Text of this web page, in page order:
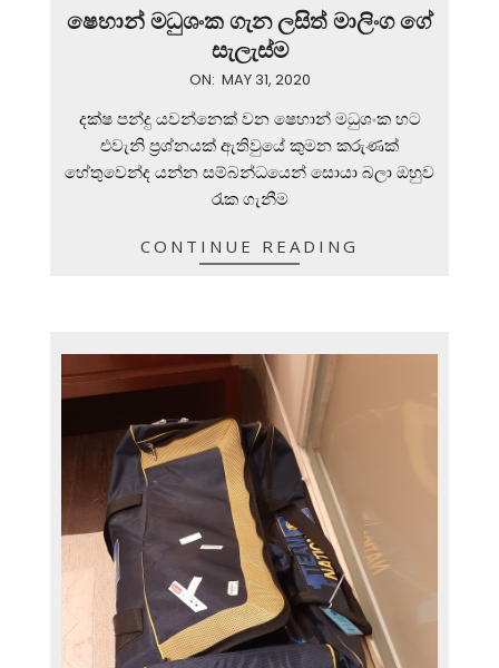
ෂෙහාන් මධුශංක ගැන ලසිත් මාලිංග ගේ
සැලැස්ම
ON: MAY 31, 2020
දක්ෂ පන්දු යවන්නෙක් වන ෂෙහාන් මධුශංක හට
එවැනි ප්‍රශ්නයක් ඇතිවුයේ කුමන කරුණක්
හේතුවෙන්ද යන්න සම්බන්ධයෙන් සොයා බලා ඔහුව
රැක ගැනීම
CONTINUE READING